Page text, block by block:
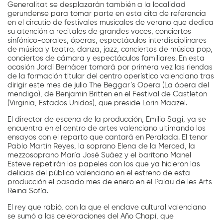
Generalitat se desplazarán también a la localidad
gerundense para tomar parte en esta cita de referencia
en el circutio de festivales musicales de verano que dedica
su atención a recitales de grandes voces, conciertos
sinfónico-corales, óperas, espectáculos interdisciplinares
de música y teatro, danza, jazz, conciertos de música pop,
conciertos de cámara y espectáculos familiares. En esta
ocasión Jordi Bernàcer tomará por primera vez las riendas
de la formación titular del centro operístico valenciano tras
dirigir este mes de julio The Beggar’s Opera (La ópera del
mendigo), de Benjamin Britten en el Festival de Castleton
(Virginia, Estados Unidos), que preside Lorin Maazel.
El director de escena de la producción, Emilio Sagi, ya se
encuentra en el centro de artes valenciano ultimando los
ensayos con el reparto que cantará en Peralada. El tenor
Pablo Martín Reyes, la soprano Elena de la Merced, la
mezzosoprano María José Suáez y el barítono Manel
Esteve repetirán los papeles con los que ya hicieron las
delicias del público valenciano en el estreno de esta
producción el pasado mes de enero en el Palau de les Arts
Reina Sofía.
El rey que rabió, con la que el enclave cultural valenciano
se sumó a las celebraciones del Año Chapí, que